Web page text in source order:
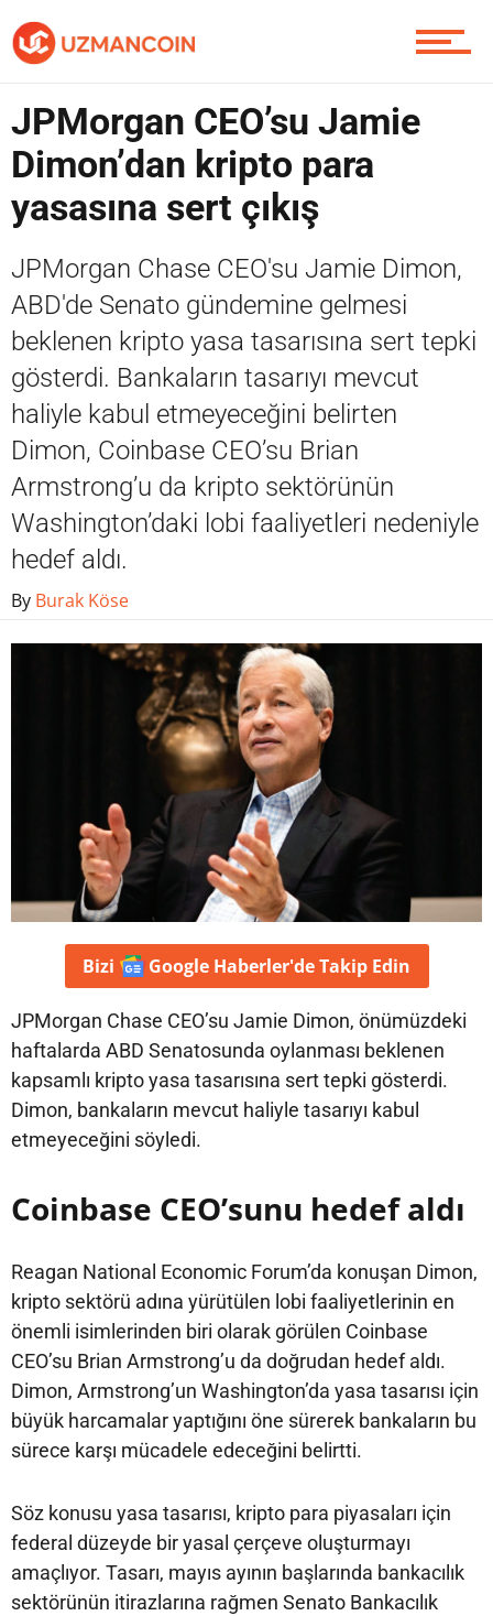
Contact / İletişim
JPMorgan CEO’su Jamie
Dimon’dan kripto para
yasasına sert çıkış
JPMorgan Chase CEO'su Jamie Dimon,
ABD'de Senato gündemine gelmesi
beklenen kripto yasa tasarısına sert tepki
gösterdi. Bankaların tasarıyı mevcut
haliyle kabul etmeyeceğini belirten
Dimon, Coinbase CEO’su Brian
Armstrong’u da kripto sektörünün
Washington’daki lobi faaliyetleri nedeniyle
hedef aldı.
By Burak Köse
Bizi Google Haberler'deTakip Edin
JPMorgan Chase CEO’su Jamie Dimon, önümüzdeki
haftalarda ABD Senatosunda oylanması beklenen
kapsamlı kripto yasa tasarısına sert tepki gösterdi.
Dimon, bankaların mevcut haliyle tasarıyı kabul
etmeyeceğini söyledi.
Coinbase CEO’sunu hedef aldı
Reagan National Economic Forum’da konuşan Dimon,
kripto sektörü adına yürütülen lobi faaliyetlerinin en
önemli isimlerinden biri olarak görülen Coinbase
CEO’su Brian Armstrong’u da doğrudan hedef aldı.
Dimon, Armstrong’un Washington’da yasa tasarısı için
büyük harcamalar yaptığını öne sürerek bankaların bu
sürece karşı mücadele edeceğini belirtti.
Söz konusu yasa tasarısı, kripto para piyasaları için
federal düzeyde bir yasal çerçeve oluşturmayı
amaçlıyor. Tasarı, mayıs ayının başlarında bankacılık
sektörünün itirazlarına rağmen Senato Bankacılık